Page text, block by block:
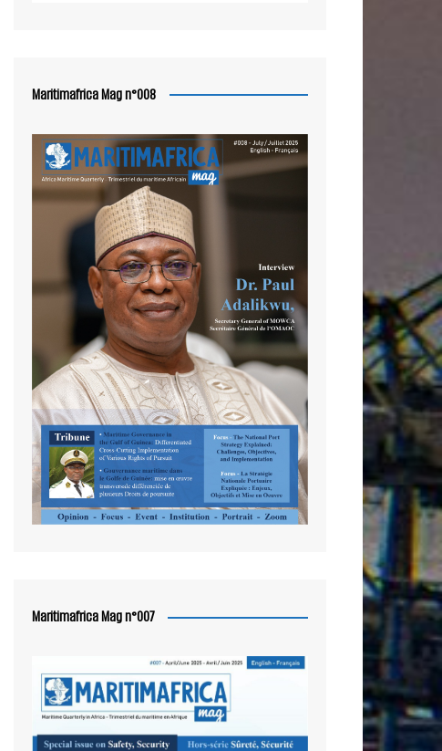
Maritimafrica Mag n°008
Maritimafrica Mag n°007